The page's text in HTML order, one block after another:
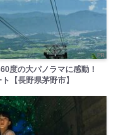
PR
度の大パノラマに感動！
【長野県茅野市】